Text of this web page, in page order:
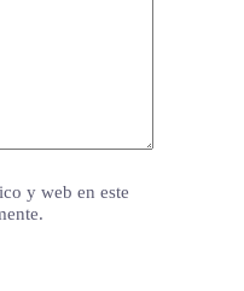
y web en este